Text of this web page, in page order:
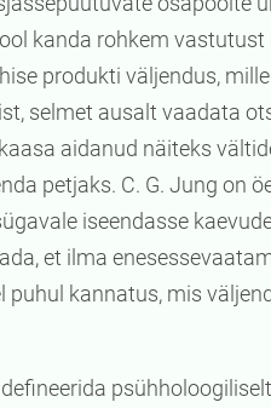
kanda rohkem
produkti väljendus,
selmet ausalt vaadata
aidanud näiteks
petjaks. C. G. Jung on
iseendasse
et ilma
puhul kannatus, mis